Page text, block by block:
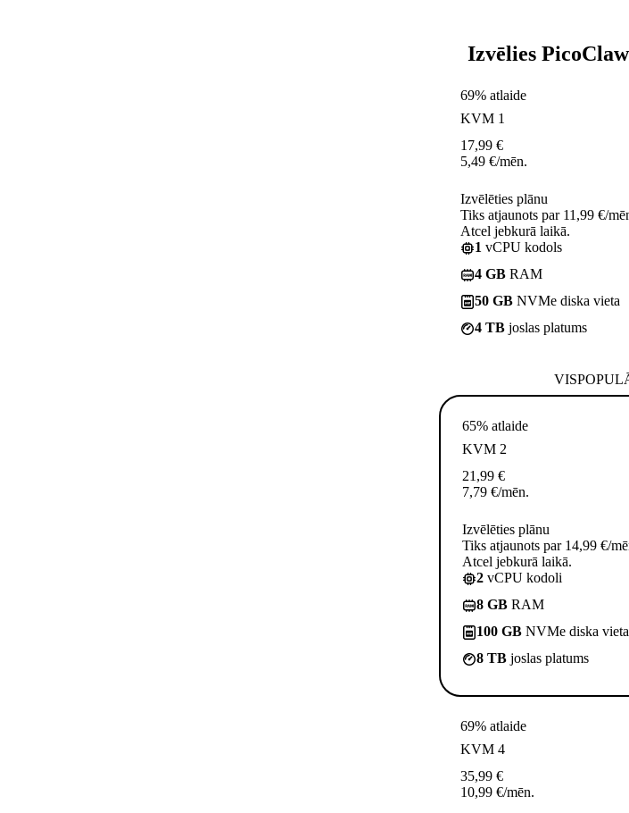
Izvēlies
69% atlaide
KVM 1
17,99 €
5,49 €/mēn.
Izvēlēties plānu
Tiks atjaunots par 11,99 €/
Atcel jebkurā laikā.
1 vCPU kodols
4 GB RAM
50 GB NVMe diska vieta
4 TB joslas platums
65% atlaide
KVM 2
21,99 €
7,79 €/mēn.
Izvēlēties plānu
Tiks atjaunots par 14,99 €/
Atcel jebkurā laikā.
2 vCPU kodoli
8 GB RAM
100 GB NVMe diska vieta
8 TB joslas platums
69% atlaide
KVM 4
35,99 €
10,99 €/mēn.